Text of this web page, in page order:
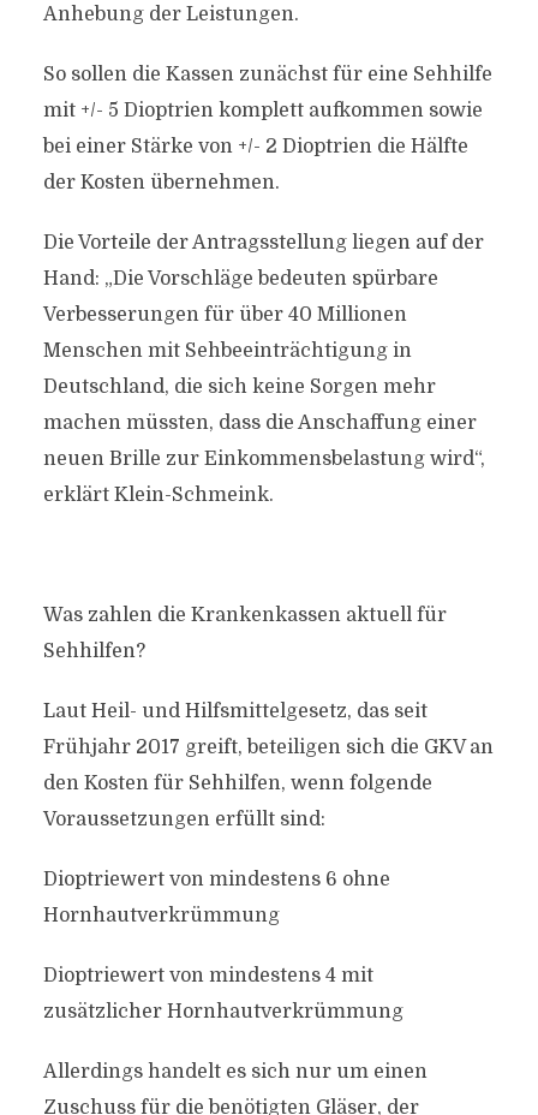
Anhebung der Leistungen.
So sollen die Kassen zunächst für eine Sehhilfe
mit +/- 5 Dioptrien komplett aufkommen sowie
bei einer Stärke von +/- 2 Dioptrien die Hälfte
der Kosten übernehmen.
Die Vorteile der Antragsstellung liegen auf der
Hand: „Die Vorschläge bedeuten spürbare
Verbesserungen für über 40 Millionen
Menschen mit Sehbeeinträchtigung in
Deutschland, die sich keine Sorgen mehr
machen müssten, dass die Anschaffung einer
neuen Brille zur Einkommensbelastung wird“,
erklärt Klein-Schmeink.
Was zahlen die Krankenkassen aktuell für
Sehhilfen?
Laut Heil- und Hilfsmittelgesetz, das seit
Frühjahr 2017 greift, beteiligen sich die GKV an
den Kosten für Sehhilfen, wenn folgende
Voraussetzungen erfüllt sind:
Dioptriewert von mindestens 6 ohne
Hornhautverkrümmung
Dioptriewert von mindestens 4 mit
zusätzlicher Hornhautverkrümmung
Allerdings handelt es sich nur um einen
Zuschuss für die benötigten Gläser, der